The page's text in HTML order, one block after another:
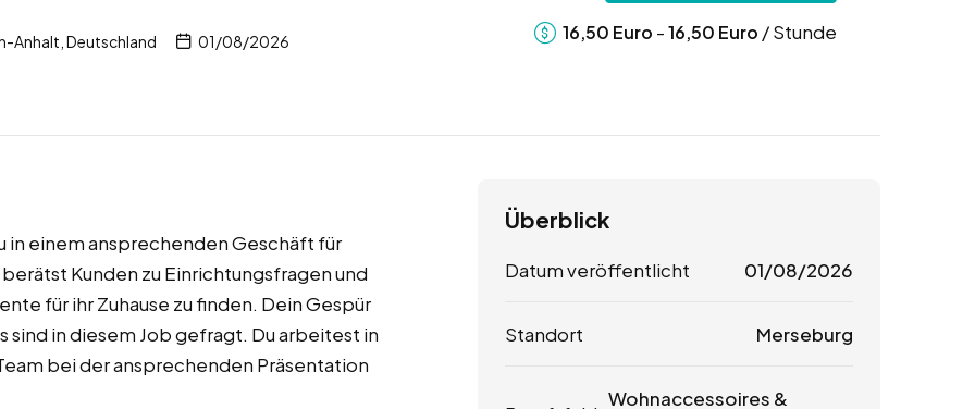
Anhalt, Deutschland 01/08/2026 16,50 Euro -16,50 Euro / Stunde
in einem ansprechenden Geschäft für
Kunden zu Einrichtungsfragen und
für ihr Zuhause zu finden. Dein Gespür
sind in diesem Job gefragt. Du arbeitest in
bei der ansprechenden Präsentation
Überblick
Datum veröffentlicht 01/08/2026
Standort Merseburg
Wohnaccessoires &